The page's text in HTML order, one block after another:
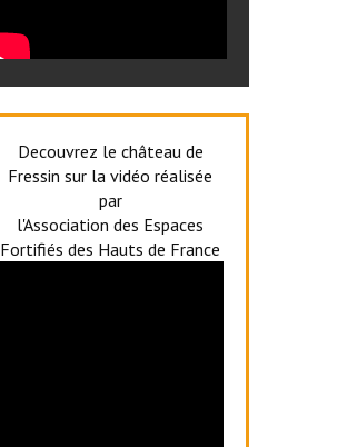
Decouvrez le château de
Fressin sur la vidéo réalisée
par
l'Association des Espaces
Fortifiés des Hauts de France